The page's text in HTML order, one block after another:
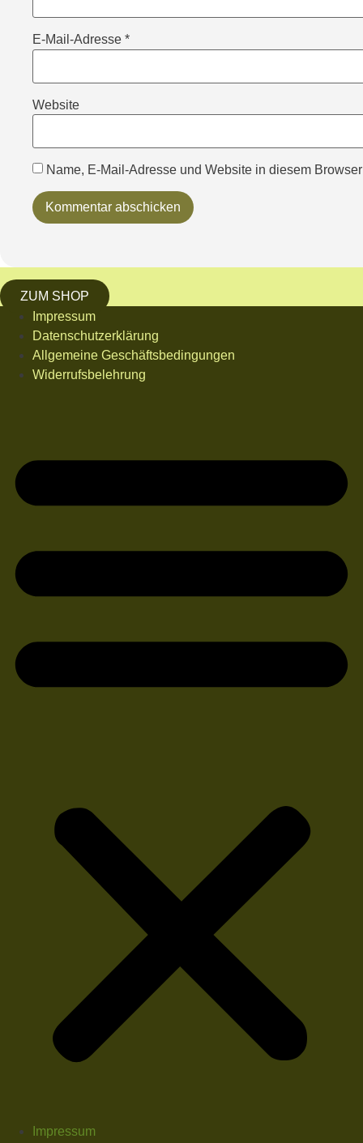
E-Mail-Adresse *
Website
Name, E-Mail-Adresse und Website in diesem
ZUM SHOP
Impressum
Datenschutzerklärung
Allgemeine Geschäftsbedingungen
Widerrufsbelehrung
Impressum